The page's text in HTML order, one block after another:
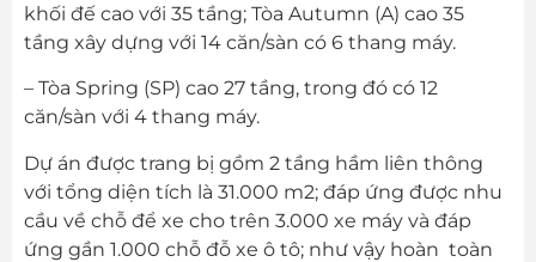
khối đế cao với 35 tầng; Tòa Autumn (A) cao 35
tầng xây dựng với 14 căn/sàn có 6 thang máy.
– Tòa Spring (SP) cao 27 tầng, trong đó có 12
căn/sàn với 4 thang máy.
Dự án được trang bị gồm 2 tầng hầm liên thông
với tổng diện tích là 31.000 m2; đáp ứng được nhu
cầu về chỗ để xe cho trên 3.000 xe máy và đáp
ứng gần 1.000 chỗ đỗ xe ô tô; như vậy hoàn toàn